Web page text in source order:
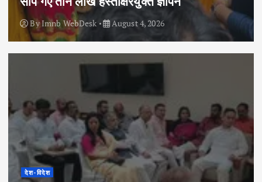
ByImnb WebDesk August 4, 2026
देश-विदेश